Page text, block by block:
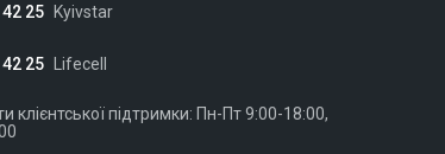
25 Kyivstar
25 Lifecell
клієнтської підтримки: Пн-Пт 9:00-18:00,